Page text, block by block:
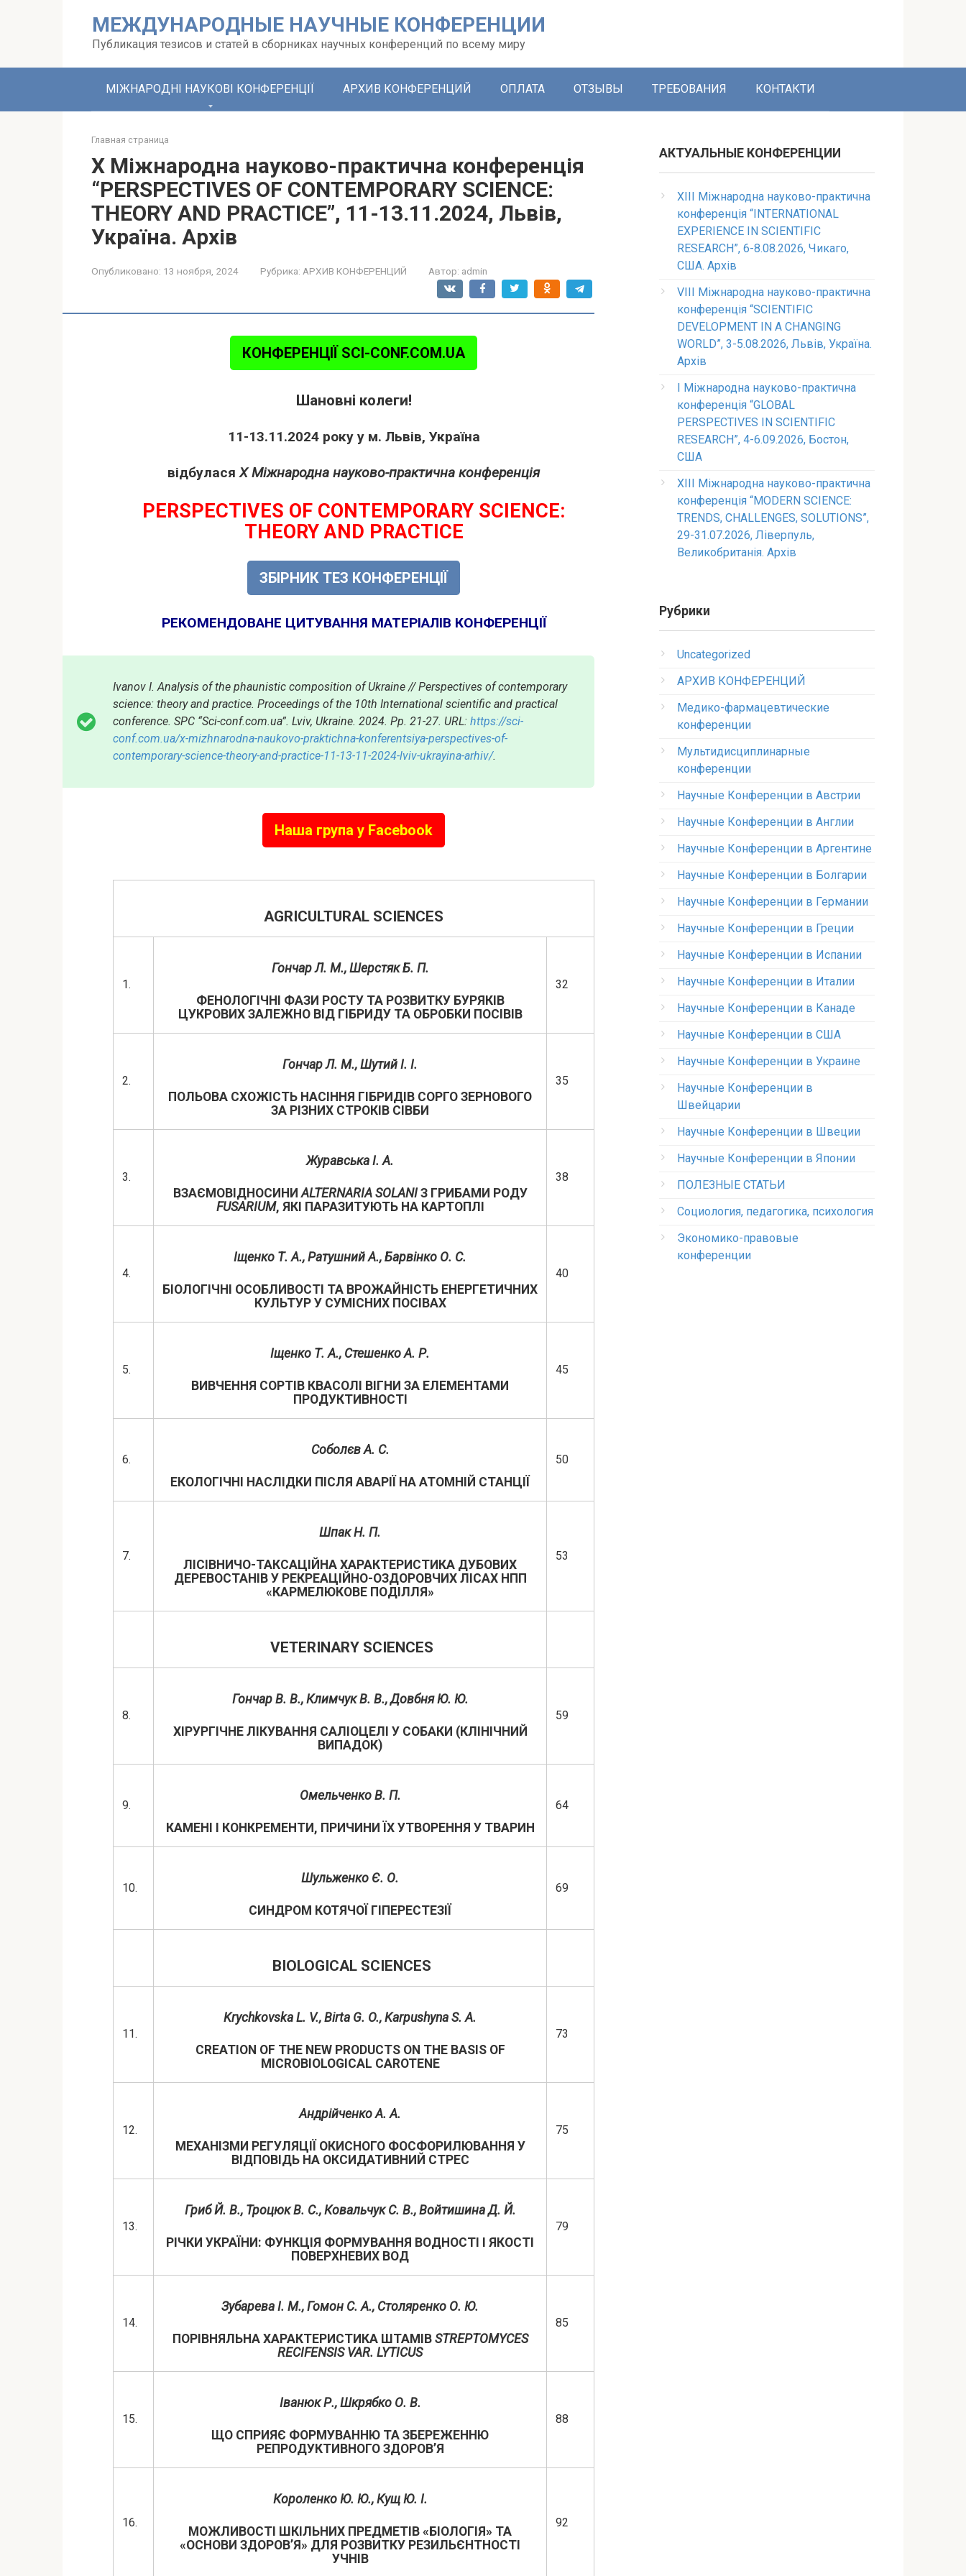
МЕЖДУНАРОДНЫЕ НАУЧНЫЕ КОНФЕРЕНЦИИ
Публикация тезисов и статей в сборниках научных конференций по всему миру
МІЖНАРОДНІ НАУКОВІ КОНФЕРЕНЦІЇ АРХИВ КОНФЕРЕНЦИЙ ОПЛАТА ОТЗЫВЫ ТРЕБОВАНИЯ КОНТАКТИ
Главная страница
X Міжнародна науково-практична конференція
“PERSPECTIVES OF CONTEMPORARY SCIENCE:
THEORY AND PRACTICE”, 11-13.11.2024, Львів,
Україна. Архів
Опубликовано: 13 ноября, 2024 Рубрика: АРХИВ КОНФЕРЕНЦИЙ Автор: admin
КОНФЕРЕНЦІЇ SCI-CONF.COM.UA
Шановні колеги!
11-13.11.2024 року у м. Львів, Україна
відбуласяX Міжнародна науково-практична конференція
PERSPECTIVES OF CONTEMPORARY SCIENCE:
THEORY AND PRACTICE
ЗБІРНИК ТЕЗ КОНФЕРЕНЦІЇ
РЕКОМЕНДОВАНЕ ЦИТУВАННЯ МАТЕРІАЛІВ КОНФЕРЕНЦІЇ
Ivanov I. Analysis of the phaunistic composition of Ukraine // Perspectives of contemporary
science: theory and practice. Proceedings of the 10th International scientific and practical
conference. SPC “Sci-conf.com.ua”. Lviv, Ukraine. 2024. Pp. 21-27. URL: https://sci-
conf.com.ua/x-mizhnarodna-naukovo-praktichna-konferentsiya-perspectives-of-
contemporary-science-theory-and-practice-11-13-11-2024-lviv-ukrayina-arhiv/.
Наша група у Facebook
AGRICULTURAL SCIENCES
1.
Гончар Л. М., Шерстяк Б. П.
ФЕНОЛОГІЧНІ ФАЗИ РОСТУ ТА РОЗВИТКУ БУРЯКІВ
ЦУКРОВИХ ЗАЛЕЖНО ВІД ГІБРИДУ ТА ОБРОБКИ ПОСІВІВ
32
2.
Гончар Л. М., Шутий І. І.
ПОЛЬОВА СХОЖІСТЬ НАСІННЯ ГІБРИДІВ СОРГО ЗЕРНОВОГО
ЗА РІЗНИХ СТРОКІВ СІВБИ
35
3.
Журавська І. А.
ВЗАЄМОВІДНОСИНИALTERNARIA SOLANIЗ ГРИБАМИ РОДУ
FUSARIUM, ЯКІ ПАРАЗИТУЮТЬ НА КАРТОПЛІ
38
4.
Іщенко Т. А., Ратушний А., Барвінко О. С.
БІОЛОГІЧНІ ОСОБЛИВОСТІ ТА ВРОЖАЙНІСТЬ ЕНЕРГЕТИЧНИХ
КУЛЬТУР У СУМІСНИХ ПОСІВАХ
40
5.
Іщенко Т. А., Стешенко А. Р.
ВИВЧЕННЯ СОРТІВ КВАСОЛІ ВІГНИ ЗА ЕЛЕМЕНТАМИ
ПРОДУКТИВНОСТІ
45
6.
Соболєв А. С.
ЕКОЛОГІЧНІ НАСЛІДКИ ПІСЛЯ АВАРІЇ НА АТОМНІЙ СТАНЦІЇ
50
7.
Шпак Н. П.
ЛІСІВНИЧО-ТАКСАЦІЙНА ХАРАКТЕРИСТИКА ДУБОВИХ
ДЕРЕВОСТАНІВ У РЕКРЕАЦІЙНО-ОЗДОРОВЧИХ ЛІСАХ НПП
«КАРМЕЛЮКОВЕ ПОДІЛЛЯ»
53
VETERINARY SCIENCES
8.
Гончар В. В., Климчук В. В., Довбня Ю. Ю.
ХІРУРГІЧНЕ ЛІКУВАННЯ САЛІОЦЕЛІ У СОБАКИ (КЛІНІЧНИЙ
ВИПАДОК)
59
9.
Омельченко В. П.
КАМЕНІ І КОНКРЕМЕНТИ, ПРИЧИНИ ЇХ УТВОРЕННЯ У ТВАРИН
64
10.
Шульженко Є. О.
СИНДРОМ КОТЯЧОЇ ГІПЕРЕСТЕЗІЇ
69
BIOLOGICAL SCIENCES
11.
Krychkovska L. V., Birta G. O., Karpushyna S.A.
CREATION OF THE NEW PRODUCTS ON THE BASIS OF
MICROBIOLOGICAL CAROTENE
73
12.
Андрійченко А. А.
МЕХАНІЗМИ РЕГУЛЯЦІЇ ОКИСНОГО ФОСФОРИЛЮВАННЯ У
ВІДПОВІДЬ НА ОКСИДАТИВНИЙ СТРЕС
75
13.
Гриб Й. В., Троцюк В. С., Ковальчук С. В., Войтишина Д. Й.
РІЧКИ УКРАЇНИ: ФУНКЦІЯ ФОРМУВАННЯ ВОДНОСТІ І ЯКОСТІ
ПОВЕРХНЕВИХ ВОД
79
14.
Зубарева І. М., Гомон С. А., Столяренко О. Ю.
ПОРІВНЯЛЬНА ХАРАКТЕРИСТИКА ШТАМІВ STREPTOMYCES
RECIFENSIS VAR. LYTICUS
85
15.
Іванюк Р., Шкрябко О. В.
ЩО СПРИЯЄ ФОРМУВАННЮ ТА ЗБЕРЕЖЕННЮ
РЕПРОДУКТИВНОГО ЗДОРОВ’Я
88
16.
Короленко Ю. Ю., Кущ Ю. І.
МОЖЛИВОСТІ ШКІЛЬНИХ ПРЕДМЕТІВ «БІОЛОГІЯ» ТА
«ОСНОВИ ЗДОРОВ’Я» ДЛЯ РОЗВИТКУ РЕЗИЛЬЄНТНОСТІ
УЧНІВ
92
АКТУАЛЬНЫЕ КОНФЕРЕНЦИИ
XIII Міжнародна науково-практична
конференція “INTERNATIONAL
EXPERIENCE IN SCIENTIFIC
RESEARCH”, 6-8.08.2026, Чикаго,
США. Архів
VIII Міжнародна науково-практична
конференція “SCIENTIFIC
DEVELOPMENT IN A CHANGING
WORLD”, 3-5.08.2026, Львів, Україна.
Архів
I Міжнародна науково-практична
конференція “GLOBAL
PERSPECTIVES IN SCIENTIFIC
RESEARCH”, 4-6.09.2026, Бостон,
США
XIII Міжнародна науково-практична
конференція “MODERN SCIENCE:
TRENDS, CHALLENGES, SOLUTIONS”,
29-31.07.2026, Ліверпуль,
Великобританія. Архів
Рубрики
Uncategorized
АРХИВ КОНФЕРЕНЦИЙ
Медико-фармацевтические
конференции
Мультидисциплинарные
конференции
Научные Конференции в Австрии
Научные Конференции в Англии
Научные Конференции в Аргентине
Научные Конференции в Болгарии
Научные Конференции в Германии
Научные Конференции в Греции
Научные Конференции в Испании
Научные Конференции в Италии
Научные Конференции в Канаде
Научные Конференции в США
Научные Конференции в Украине
Научные Конференции в
Швейцарии
Научные Конференции в Швеции
Научные Конференции в Японии
ПОЛЕЗНЫЕ СТАТЬИ
Социология, педагогика, психология
Экономико-правовые
конференции